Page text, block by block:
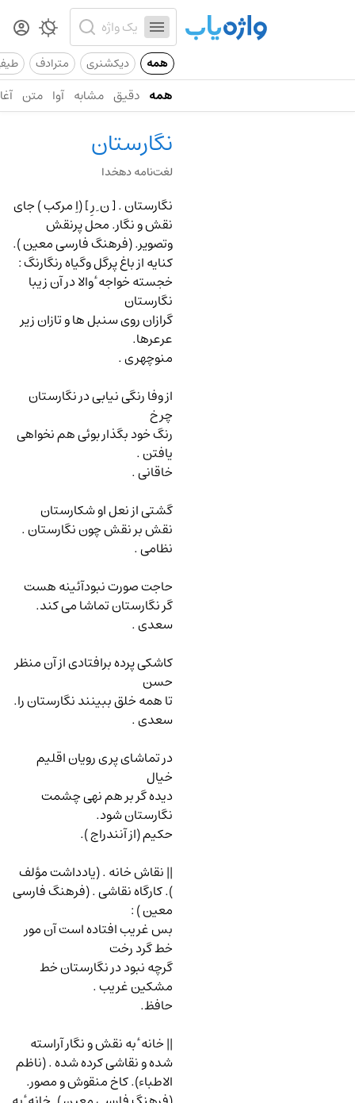
همه دیکشنری مترادف
همه دقیق مشابه آوا متن
نگارستان
لغت‌نامه دهخدا
نگارستان .[ ن ِ رِ ] (اِ مرکب ) جای
نقش و نگار. محل پرنقش
وتصویر. (فرهنگ فارسی معین ).
کنایه از باغ پرگل وگیاه رنگارنگ:
خجسته خواجه ٔ والا در آن زیبا
نگارستان
گرازان روی سنبل ها و تازان زیر
عرعرها.
منوچهری .
از وفا رنگی نیابی در نگارستان
چرخ
رنگ خود بگذار بوئی هم نخواهی
یافتن .
خاقانی .
گشتی از نعل او شکارستان
نقش بر نقش چون نگارستان .
نظامی .
حاجت صورت نبودآئینه هست
گر نگارستان تماشا می کند.
سعدی .
کاشکی پرده برافتادی از آن منظر
حسن
تا همه خلق ببینند نگارستان را.
سعدی .
در تماشای پری رویان اقلیم
خیال
دیده گر بر هم نهی چشمت
نگارستان شود.
حکیم (از آنندراج ).
|| نقاش خانه . (یادداشت مؤلف
). کارگاه نقاشی . (فرهنگ فارسی
معین ):
بس غریب افتاده است آن مور
خط گرد رخت
گرچه نبود در نگارستان خط
مشکین غریب .
حافظ.
|| خانه ٔ به نقش و نگار آراسته
شده و نقاشی کرده شده . (ناظم
الاطباء). کاخ منقوش و مصور.